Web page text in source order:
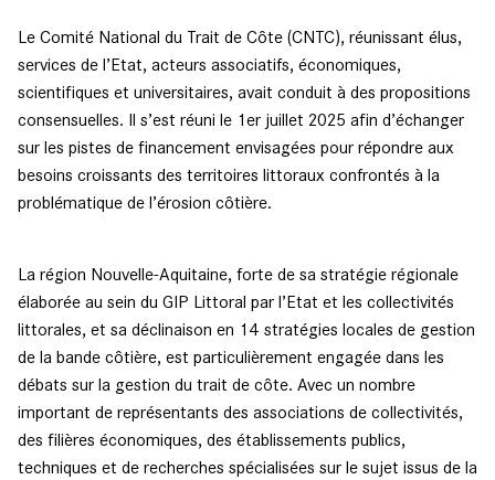
Le Comité National du Trait de Côte (CNTC), réunissant élus,
services de l’Etat, acteurs associatifs, économiques,
scientifiques et universitaires, avait conduit à des propositions
consensuelles. Il s’est réuni le 1er juillet 2025 afin d’échanger
sur les pistes de financement envisagées pour répondre aux
besoins croissants des territoires littoraux confrontés à la
problématique de l’érosion côtière.
La région Nouvelle-Aquitaine, forte de sa stratégie régionale
élaborée au sein du GIP Littoral par l’Etat et les collectivités
littorales, et sa déclinaison en 14 stratégies locales de gestion
de la bande côtière, est particulièrement engagée dans les
débats sur la gestion du trait de côte. Avec un nombre
important de représentants des associations de collectivités,
des filières économiques, des établissements publics,
techniques et de recherches spécialisées sur le sujet issus de la